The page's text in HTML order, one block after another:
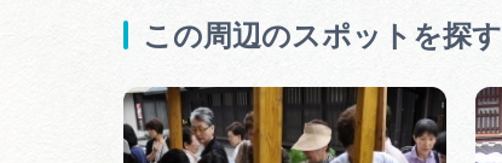
この周辺のスポットを探す